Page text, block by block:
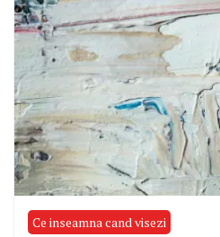
Ce inseamna cand visezi